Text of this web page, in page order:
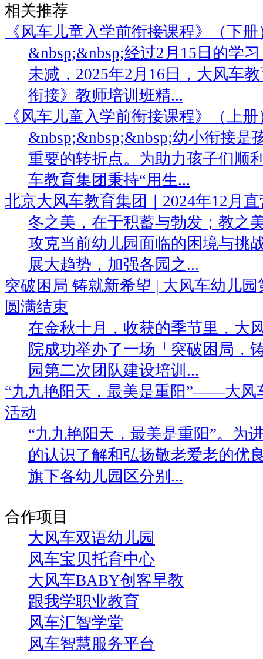
相关推荐
《风车儿童入学前衔接课程》（下
&nbsp;&nbsp;经过2月15日的学
未减，2025年2月16日，大风车
衔接》教师培训班精...
《风车儿童入学前衔接课程》（上
&nbsp;&nbsp;&nbsp;幼小衔接是
重要的转折点。为助力孩子们顺
车教育集团秉持“用生...
北京大风车教育集团｜2024年12月
冬之美，在于积蓄与勃发；教之
攻克当前幼儿园面临的困境与挑
展大趋势，加强各园之...
突破困局 铸就新希望 | 大风车幼儿
圆满结束
在金秋十月，收获的季节里，大
院成功举办了一场「突破困局，
园第二次团队建设培训...
“九九艳阳天，最美是重阳”——大风
活动
“九九艳阳天，最美是重阳”。为
的认识了解和弘扬敬老爱老的优
旗下各幼儿园区分别...
合作项目
大风车双语幼儿园
风车宝贝托育中心
大风车BABY创客早教
跟我学职业教育
风车汇智学堂
风车智慧服务平台